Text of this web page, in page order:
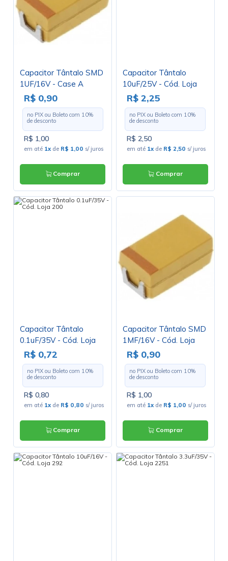
Capacitor Tântalo SMD
1UF/16V - Case A
R$ 0,90
no PIX ou Boleto com 10%
de desconto
R$ 1,00
em até 1x de R$ 1,00 s/ juros
Comprar
Capacitor Tântalo
10uF/25V - Cód. Loja
294
R$ 2,25
no PIX ou Boleto com 10%
de desconto
R$ 2,50
em até 1x de R$ 2,50 s/ juros
Comprar
Capacitor Tântalo
0.1uF/35V - Cód. Loja
200
R$ 0,72
no PIX ou Boleto com 10%
de desconto
R$ 0,80
em até 1x de R$ 0,80 s/ juros
Comprar
Capacitor Tântalo SMD
1MF/16V - Cód. Loja
4555
R$ 0,90
no PIX ou Boleto com 10%
de desconto
R$ 1,00
em até 1x de R$ 1,00 s/ juros
Comprar